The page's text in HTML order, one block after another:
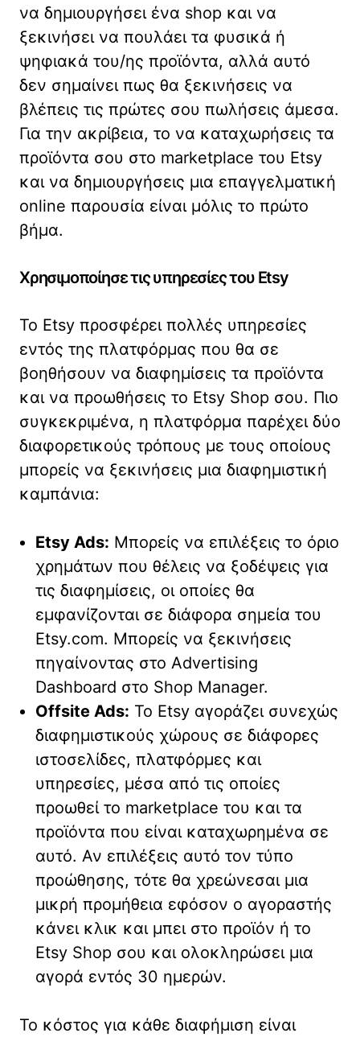
να δημιουργήσει ένα shop και να
ξεκινήσει να πουλάει τα φυσικά ή
ψηφιακά του/ης προϊόντα, αλλά αυτό
δεν σημαίνει πως θα ξεκινήσεις να
βλέπεις τις πρώτες σου πωλήσεις άμεσα.
Για την ακρίβεια, το να καταχωρήσεις τα
προϊόντα σου στο marketplace του Etsy
και να δημιουργήσεις μια επαγγελματική
online παρουσία είναι μόλις το πρώτο
βήμα.
Χρησιμοποίησε τις υπηρεσίες του Etsy
Το Etsy προσφέρει πολλές υπηρεσίες
εντός της πλατφόρμας που θα σε
βοηθήσουν να διαφημίσεις τα προϊόντα
και να προωθήσεις το Etsy Shop σου. Πιο
συγκεκριμένα, η πλατφόρμα παρέχει δύο
διαφορετικούς τρόπους με τους οποίους
μπορείς να ξεκινήσεις μια διαφημιστική
καμπάνια:
Etsy Ads: Μπορείς να επιλέξεις το όριο
χρημάτων που θέλεις να ξοδέψεις για
τις διαφημίσεις, οι οποίες θα
εμφανίζονται σε διάφορα σημεία του
Etsy.com. Μπορείς να ξεκινήσεις
πηγαίνοντας στο Advertising
Dashboard στο Shop Manager.
Offsite Ads: Το Etsy αγοράζει συνεχώς
διαφημιστικούς χώρους σε διάφορες
ιστοσελίδες, πλατφόρμες και
υπηρεσίες, μέσα από τις οποίες
προωθεί το marketplace του και τα
προϊόντα που είναι καταχωρημένα σε
αυτό. Αν επιλέξεις αυτό τον τύπο
προώθησης, τότε θα χρεώνεσαι μια
μικρή προμήθεια εφόσον ο αγοραστής
κάνει κλικ και μπει στο προϊόν ή το
Etsy Shop σου και ολοκληρώσει μια
αγορά εντός 30 ημερών.
Το κόστος για κάθε διαφήμιση είναι